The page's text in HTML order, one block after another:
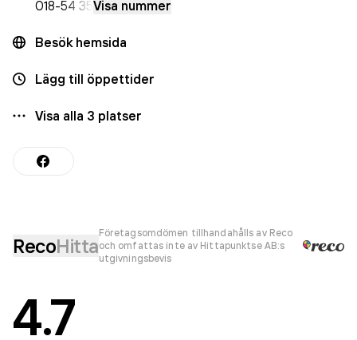
018-54 35 Visa nummer
Besök hemsida
Lägg till öppettider
Visa alla 3 platser
RecoHitta
Företagsomdömen tillhandahålls av Reco
och omfattas inte av Hittapunktse AB:s
utgivningsbevis
4.7